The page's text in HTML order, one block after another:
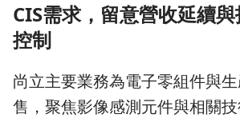
CIS需求，留意營收延續
控制
尚立主要業務為電子零組件與
售，聚焦影像感測元件與相關技